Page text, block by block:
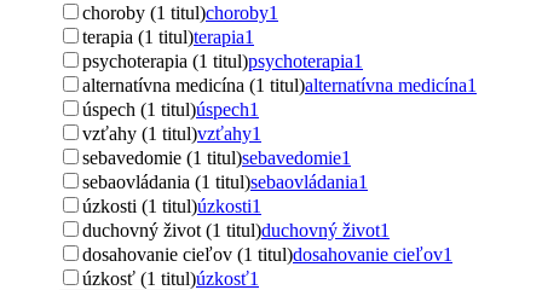
choroby (1 titul)choroby1
terapia (1 titul)terapia1
psychoterapia (1 titul)psychoterapia1
alternatívna medicína (1 titul)alternatívna medicína1
úspech (1 titul)úspech1
vzťahy (1 titul)vzťahy1
sebavedomie (1 titul)sebavedomie1
sebaovládania (1 titul)sebaovládania1
úzkosti (1 titul)úzkosti1
duchovný život (1 titul)duchovný život1
dosahovanie cieľov (1 titul)dosahovanie cieľov1
úzkosť (1 titul)úzkosť1